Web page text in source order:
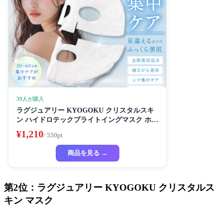
39人が購入
ラグジュアリー KYOGOKU クリスタルスキ
ン ハイドロテックブライトイングマスク ホワ
フェイスパック ビューティーサロン監修者 シ
ートマスク ハイドラ 美容液
¥1,210/ 550pt
商品を見る →
第2位：ラグジュアリー KYOGOKU クリスタルス
キン マスク